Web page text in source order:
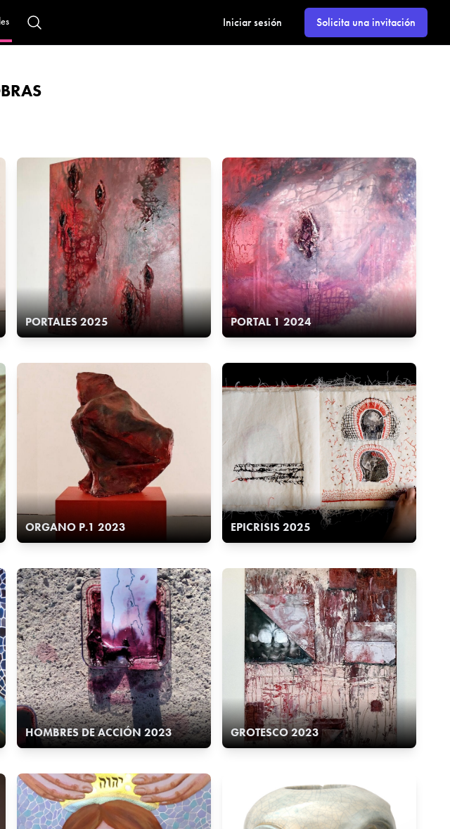
Iniciar sesión Solicita una invitación
PORTALES 2025 PORTAL 1 2024
ORGANO P.1 2023 EPICRISIS 2025
HOMBRES DE ACCIÓN 2023 GROTESCO 2023